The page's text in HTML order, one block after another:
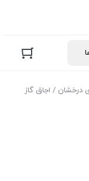
درخشان / اجاق گاز